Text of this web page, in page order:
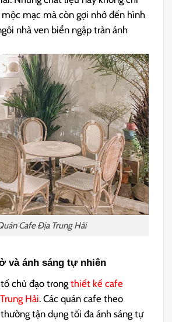
mạc mà còn gợi nhớ đến hình
nhà ven biển ngập tràn ánh
Cafe Địa Trung Hải
và ánh sáng tự nhiên
tố chủ đạo trongthiết kế cafe
Hải. Các quán cafe theo
tận dụng tối đa ánh sáng tự